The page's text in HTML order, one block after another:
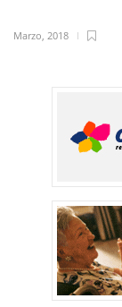
Marzo, 2018